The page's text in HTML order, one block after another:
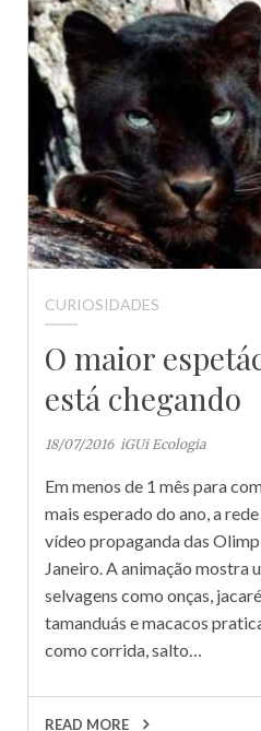
CURIOSIDADES
O maior
está chegando
18/07/2016 iGUi Ecologia
Em menos de 1 mês para
mais esperado do ano, a
vídeo propaganda das
Janeiro. A animação mostra
selvagens como onças,
tamanduás e macacos
como corrida, salto…
READ MORE